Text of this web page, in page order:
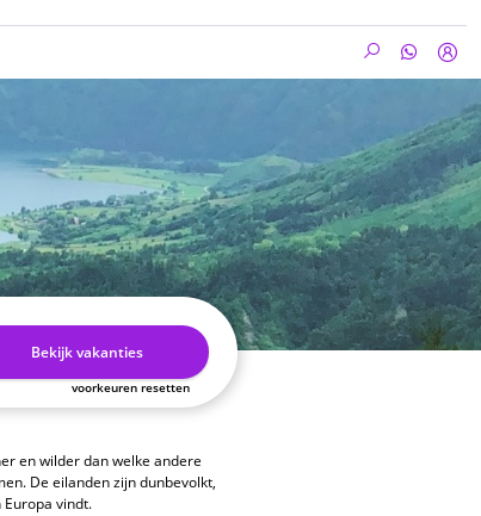
Bekijk vakanties
voorkeuren resetten
en wilder dan welke andere
De eilanden zijn dunbevolkt,
vindt.